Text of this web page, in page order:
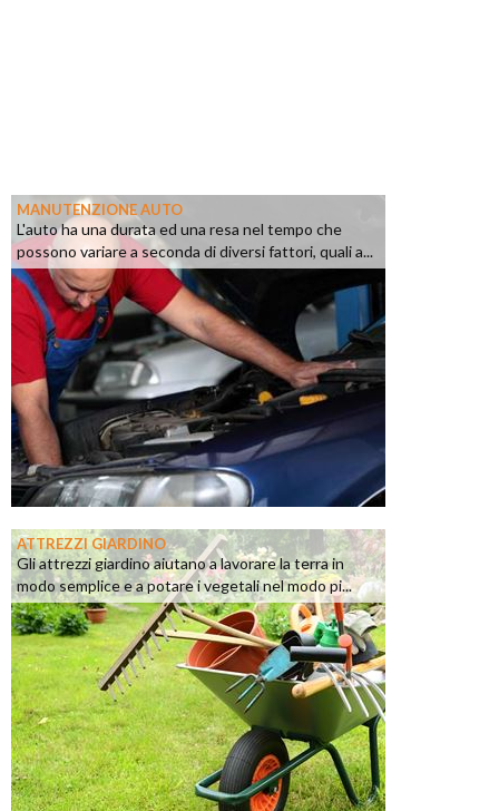
MANUTENZIONE AUTO
L'auto ha una durata ed una resa nel tempo che
possono variare a seconda di diversi fattori, quali a...
ATTREZZI GIARDINO
Gli attrezzi giardino aiutano a lavorare la terra in
modo semplice e a potare i vegetali nel modo pi...